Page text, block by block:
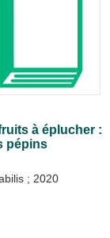
à éplucher :
pépins
; 2020